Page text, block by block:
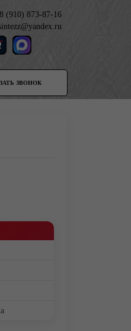
8 (910) 873-87-16
ЗВОНОК